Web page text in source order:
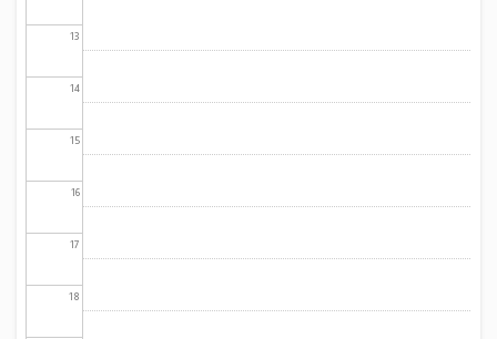
13
14
15
16
17
18